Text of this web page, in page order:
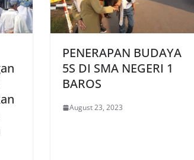
PENERAPAN BUDAYA
5S DI SMA NEGERI 1
BAROS
August 23, 2023